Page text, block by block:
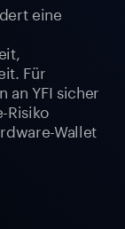
eine
Für
an YFI sicher
Risiko
Wallet